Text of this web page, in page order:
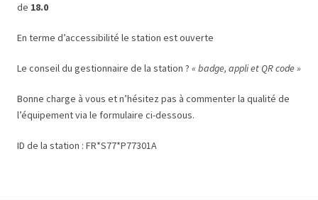
de 18.0
En terme d’accessibilité le station est ouverte
Le conseil du gestionnaire de la station ? « badge, appli et QR code »
Bonne charge à vous et n’hésitez pas à commenter la qualité de
l’équipement via le formulaire ci-dessous.
ID de la station : FR*S77*P77301A